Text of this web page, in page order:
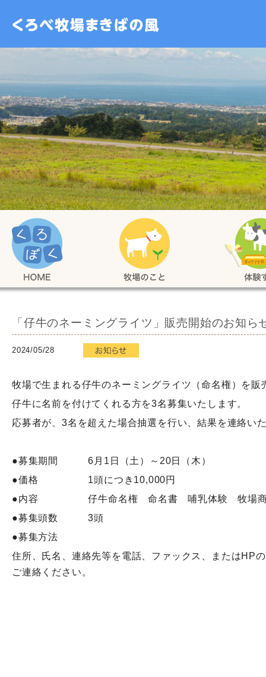
「仔牛のネーミングライツ」販売開始のお知ら
2024/05/28
牧場で生まれる仔牛のネーミングライツ（命名権）を販
仔牛に名前を付けてくれる方を3名募集いたします。
応募者が、3名を超えた場合抽選を行い、結果を連絡い
●募集期間 6月1日（土）～20日（木）
●価格 1頭につき10,000円
●内容 仔牛命名権 命名書 哺乳体験 牧場商品
●募集頭数 3頭
●募集方法
住所、氏名、連絡先等を電話、ファックス、またはHP
ご連絡ください。